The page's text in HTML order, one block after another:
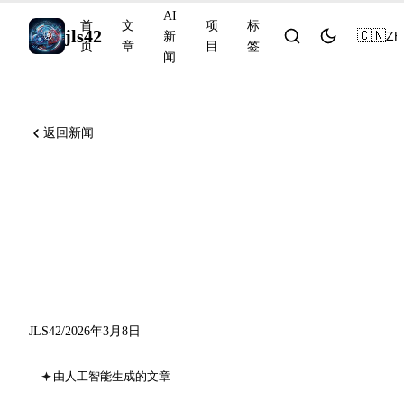
jls42
首
页
文
章
AI
新
闻
项
目
标
签
🇨🇳ZH
返回新闻
JLS42/2026年3月8日
由人工智能生成的文章